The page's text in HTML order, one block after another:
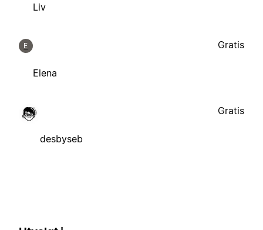
Liv
E
Elena
Gratis
desbyseb
Gratis